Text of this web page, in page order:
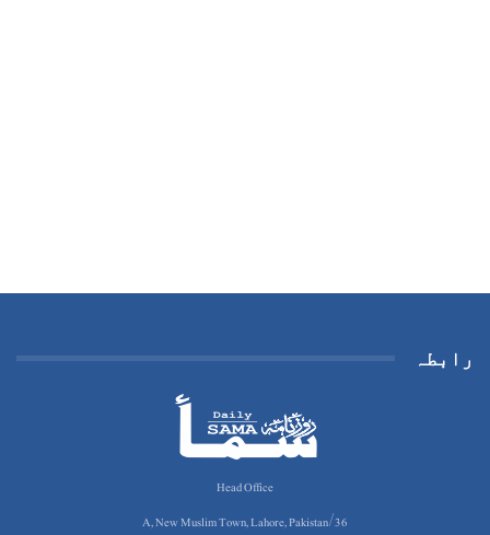
رابطہ
Head Office
36/A, New Muslim Town, Lahore, Pakistan